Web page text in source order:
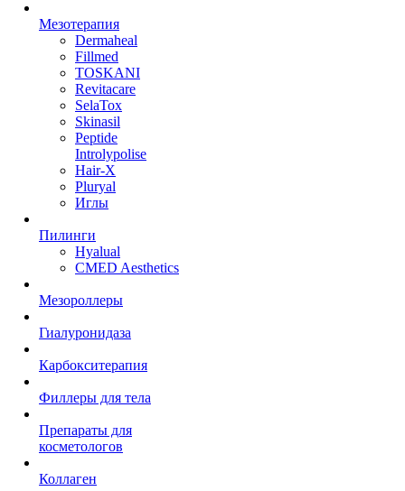
Мезотерапия
Dermaheal
Fillmed
TOSKANI
Revitacare
SelaTox
Skinasil
Peptide
Introlypolise
Hair-X
Pluryal
Иглы
Пилинги
Hyalual
CMED Aesthetics
Мезороллеры
Гиалуронидаза
Карбокситерапия
Филлеры для тела
Препараты для
косметологов
Коллаген